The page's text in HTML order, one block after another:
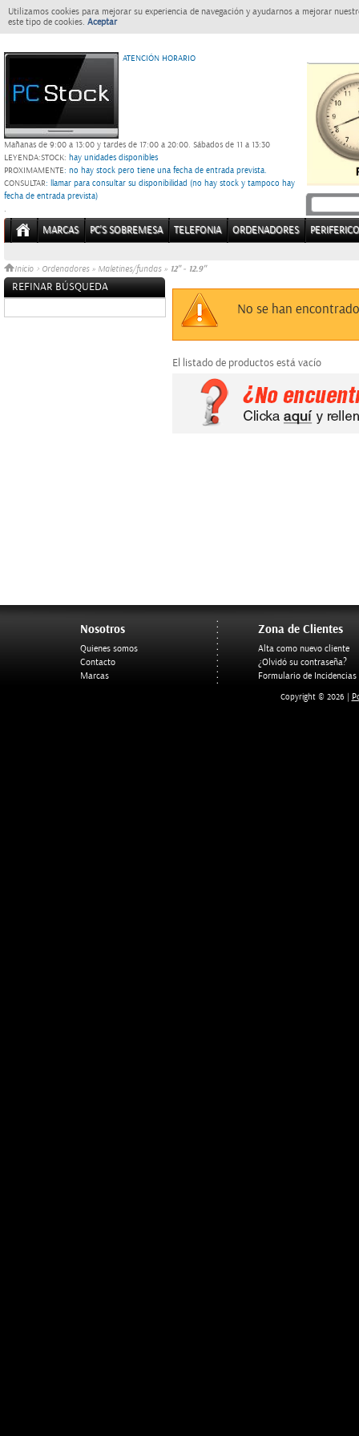
Utilizamos cookies para mejorar su experiencia de navegación y ayudarnos a mejorar
este tipo de cookies. Aceptar
ATENCIÓN HORARIO
Mañanas de 9:00 a 13:00 y tardes de 17:00 a 20:00. Sábados de 11 a 13:30
LEYENDA:STOCK: hay unidades disponibles
PROXIMAMENTE: no hay stock pero tiene una fecha de entrada prevista.
CONSULTAR: llamar para consultar su disponibilidad (no hay stock y tampoco hay
fecha de entrada prevista)
.
MARCAS PC'S SOBREMESA TELEFONIA ORDENADORES
Inicio > Ordenadores » Maletines/fundas » 12" - 12.9"
REFINAR BÚSQUEDA
No se han
El listado de productos está vacío
Nosotros
Quienes somos
Contacto
Marcas
Zona de Clientes
Alta como nuevo cliente
¿Olvidó su contraseña?
Formulario de Incidencias
Copyright © 2026 |